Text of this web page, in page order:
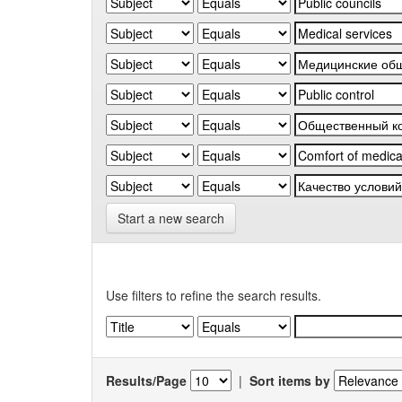
Start a new search
Use filters to refine the search results.
Results/Page | Sort items by